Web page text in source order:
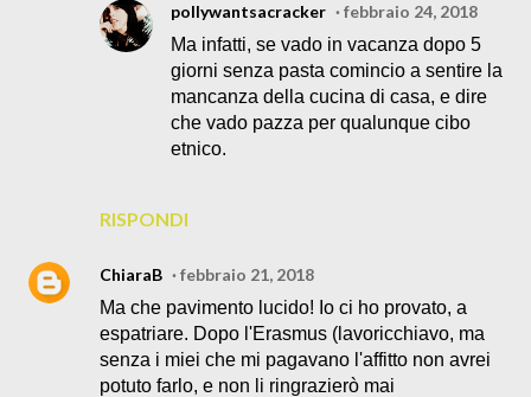
RISPONDI
pollywantsacracker
febbraio 24, 2018
Ma infatti, se vado in vacanza dopo 5
giorni senza pasta comincio a sentire la
mancanza della cucina di casa, e dire
che vado pazza per qualunque cibo
etnico.
ChiaraB
febbraio 21, 2018
Ma che pavimento lucido! Io ci ho provato, a
espatriare. Dopo l'Erasmus (lavoricchiavo, ma
senza i miei che mi pagavano l'affitto non avrei
potuto farlo, e non li ringrazierò mai